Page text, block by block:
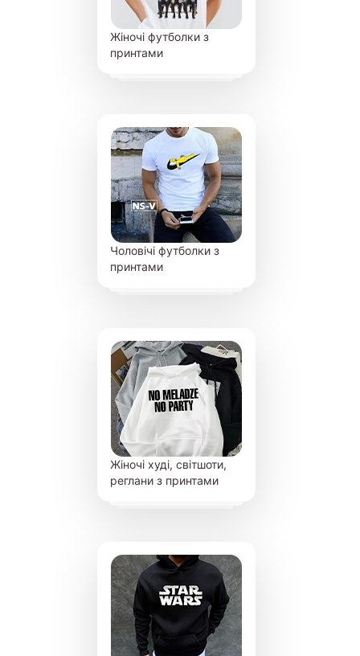
Жіночі футболки з
принтами
Чоловічі футболки з
принтами
Жіночі худі, світшоти,
реглани з принтами